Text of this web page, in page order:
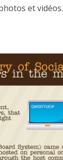
et vidéos.